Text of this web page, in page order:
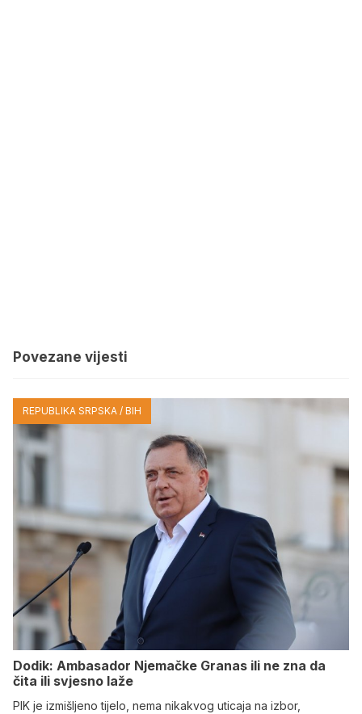
Povezane vijesti
REPUBLIKA SRPSKA / BIH
Dodik: Ambasador Njemačke Granas ili ne zna da
čita ili svjesno laže
PIK je izmišljeno tijelo, nema nikakvog uticaja na izbor,